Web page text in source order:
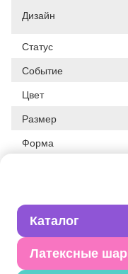
Каталог
Латексные
Дизайн
Статус
Событие
Цвет
Размер
Форма
Вес